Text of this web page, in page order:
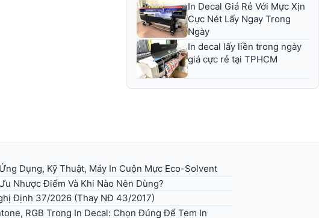
In Decal Giá Rẻ Với Mực Xịn
Cực Nét Lấy Ngay Trong
Ngày
In decal lấy liền trong ngày
giá cực rẻ tại TPHCM